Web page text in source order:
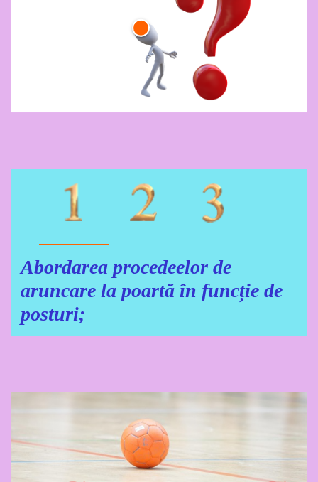
Abordarea procedeelor de
aruncare la poartă în funcție de
posturi;